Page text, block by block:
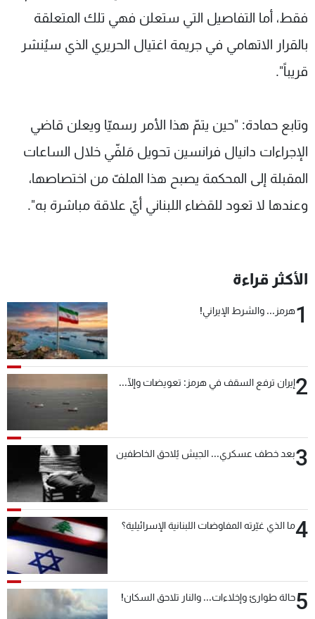
فقط، أما التفاصيل التي ستعلن فهي تلك المتعلقة
بالقرار الاتهامي في جريمة اغتيال الحريري الذي سيُنشر
قريباً".
وتابع حمادة: "حين يتمّ هذا الأمر رسميّا ويعلن قاضي
الإجراءات دانيال فرانسين تحويل مَلفّي خلال الساعات
المقبلة إلى المحكمة يصبح هذا الملفّ من اختصاصها،
وعندها لا تعود للقضاء اللبناني أيّ علاقة مباشرة به".
الأكثر قراءة
1هرمز... والشرط الإيراني!
2إيران ترفع السقف في هرمز: تعويضات وإلّا...
3بعد خطف عسكري... الجيش يُلاحق الخاطفين
4ما الذي غيّرته المفاوضات اللبنانية الإسرائيلية؟
5حالة طوارئ وإخلاءات... والنار تلاحق السكان!